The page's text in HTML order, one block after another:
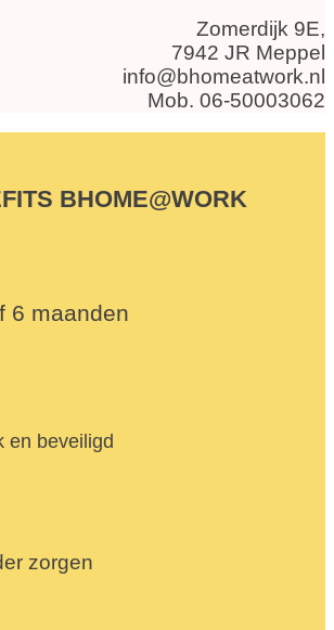
Zomerdijk 9E,
7942 JR Meppel
info@bhomeatwork.nl
Mob. 06-50003062
BHOME@WORK
6 maanden
en beveiligd
zorgen